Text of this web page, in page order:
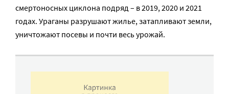
смертоносных циклона подряд – в 2019, 2020 и 2021
годах. Ураганы разрушают жилье, затапливают земли,
уничтожают посевы и почти весь урожай.